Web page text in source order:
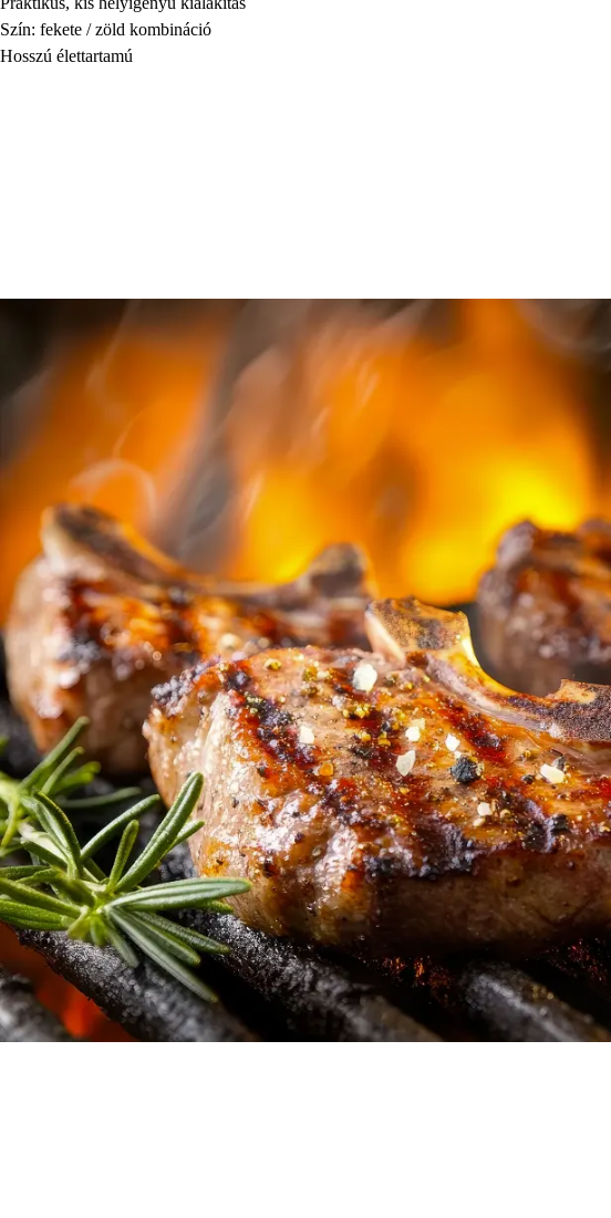
Szín: fekete / zöld kombináció
Hosszú élettartamú